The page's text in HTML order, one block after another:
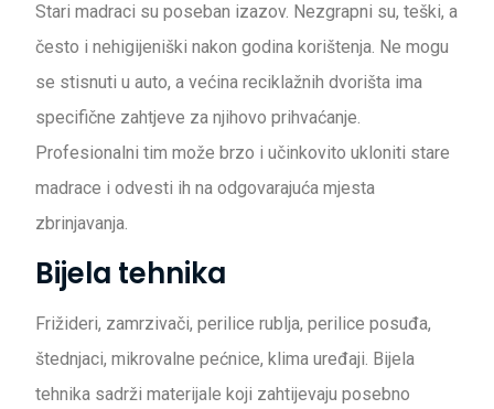
Stari madraci su poseban izazov. Nezgrapni su, teški, a
često i nehigijeniški nakon godina korištenja. Ne mogu
se stisnuti u auto, a većina reciklažnih dvorišta ima
specifične zahtjeve za njihovo prihvaćanje.
Profesionalni tim može brzo i učinkovito ukloniti stare
madrace i odvesti ih na odgovarajuća mjesta
zbrinjavanja.
Bijela tehnika
Frižideri, zamrzivači, perilice rublja, perilice posuđa,
štednjaci, mikrovalne pećnice, klima uređaji. Bijela
tehnika sadrži materijale koji zahtijevaju posebno